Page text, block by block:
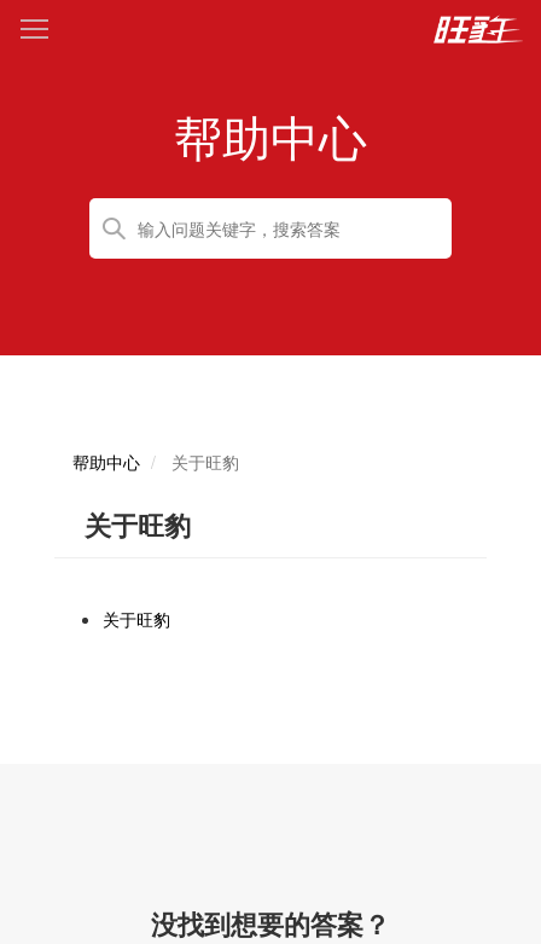
帮助中心
帮助中心 关于旺豹
关于旺豹
关于旺豹
没找到想要的答案？